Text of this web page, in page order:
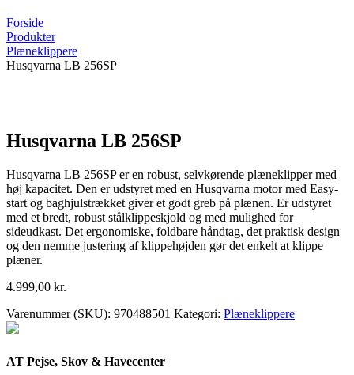
Forside
Produkter
Plæneklippere
Husqvarna LB 256SP
Husqvarna LB 256SP
Husqvarna LB 256SP er en robust, selvkørende plæneklipper med
høj kapacitet. Den er udstyret med en Husqvarna motor med Easy-
start og baghjulstrækket giver et godt greb på plænen. Er udstyret
med et bredt, robust stålklippeskjold og med mulighed for
sideudkast. Det ergonomiske, foldbare håndtag, det praktisk design
og den nemme justering af klippehøjden gør det enkelt at klippe
plæner.
4.999,00 kr.
Varenummer (SKU): 970488501 Kategori: Plæneklippere
AT Pejse, Skov & Havecenter